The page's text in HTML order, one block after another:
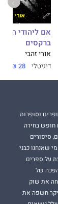
אם ליהודי
ברקסים
אורי זהבי
דיגיטלי 28 ₪
וסופרות
חופש בחירה
סיפורים
שאנחנו כבני
על ספרים
של
את שוק
חשפה את